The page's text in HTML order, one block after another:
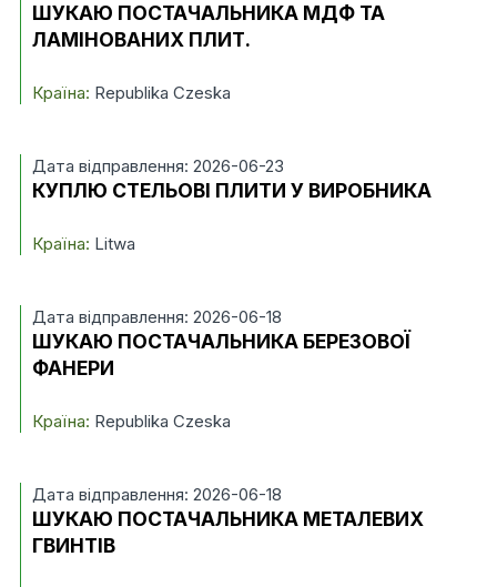
ШУКАЮ ПОСТАЧАЛЬНИКА МДФ ТА
ЛАМІНОВАНИХ ПЛИТ.
Країна: Republika Czeska
Дата відправлення: 2026-06-23
КУПЛЮ СТЕЛЬОВІ ПЛИТИ У ВИРОБНИКА
Країна: Litwa
Дата відправлення: 2026-06-18
ШУКАЮ ПОСТАЧАЛЬНИКА БЕРЕЗОВОЇ
ФАНЕРИ
Країна: Republika Czeska
Дата відправлення: 2026-06-18
ШУКАЮ ПОСТАЧАЛЬНИКА МЕТАЛЕВИХ
ГВИНТІВ